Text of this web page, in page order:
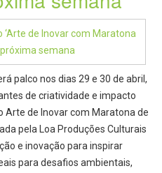
palco nos dias 29 e 30 de abril,
de criatividade e impacto
Arte de Inovar com Maratona de
pela Loa Produções Culturais
e inovação para inspirar
para desafios ambientais,